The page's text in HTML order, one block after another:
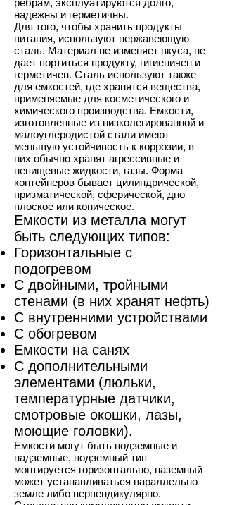
ребрам, эксплуатируются долго,
надежны и герметичны.
Для того, чтобы хранить продукты
питания, используют нержавеющую
сталь. Материал не изменяет вкуса, не
дает портиться продукту, гигиеничен и
герметичен. Сталь используют также
для емкостей, где хранятся вещества,
применяемые для косметического и
химического производства. Емкости,
изготовленные из низколегированной и
малоуглеродистой стали имеют
меньшую устойчивость к коррозии, в
них обычно хранят агрессивные и
непищевые жидкости, газы. Форма
контейнеров бывает цилиндрической,
призматической, сферической, дно
плоское или коническое.
Емкости из металла могут
быть следующих типов:
Горизонтальные с
подогревом
С двойными, тройными
стенами (в них хранят нефть)
С внутренними устройствами
С обогревом
Емкости на санях
С дополнительными
элементами (люльки,
температурные датчики,
смотровые окошки, лазы,
моющие головки).
Емкости могут быть подземные и
надземные, подземный тип
монтируется горизонтально, наземный
может устанавливаться параллельно
земле либо перпендикулярно.